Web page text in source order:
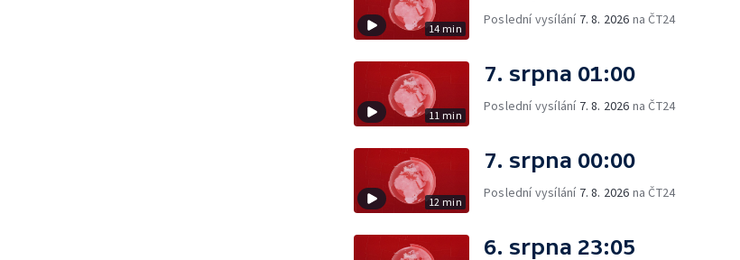
14 min
Poslední vysílání 7. 8. 2026 na ČT24
11 min
7. srpna 01:00
Poslední vysílání 7. 8. 2026 na ČT24
12 min
7. srpna 00:00
Poslední vysílání 7. 8. 2026 na ČT24
6. srpna 23:05